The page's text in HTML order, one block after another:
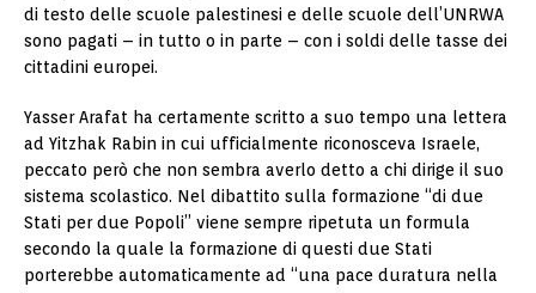
di testo delle scuole palestinesi e delle scuole dell’UNRWA
sono pagati – in tutto o in parte – con i soldi delle tasse dei
cittadini europei.
Yasser Arafat ha certamente scritto a suo tempo una lettera
ad Yitzhak Rabin in cui ufficialmente riconosceva Israele,
peccato però che non sembra averlo detto a chi dirige il suo
sistema scolastico. Nel dibattito sulla formazione “di due
Stati per due Popoli” viene sempre ripetuta un formula
secondo la quale la formazione di questi due Stati
porterebbe automaticamente ad “una pace duratura nella